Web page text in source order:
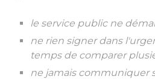
le service public ne
ne rien signer dans
temps de comparer
ne jamais communiquer